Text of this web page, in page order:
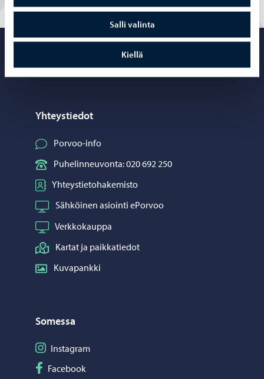
Salli valinta
Kiellä
Yhteystiedot
Porvoo-info
Puhelinneuvonta: 020 692 250
Yhteystietohakemisto
Sähköinen asiointi ePorvoo
Verkkokauppa
Kartat ja paikkatiedot
Kuvapankki
Somessa
Seuraa Instagram
Instagram
Seuraa Facebook
Facebook